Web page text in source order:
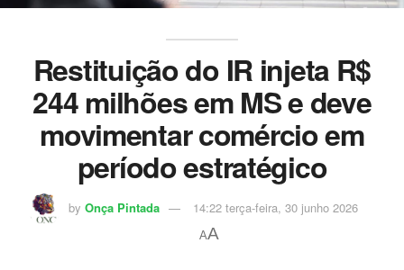
Restituição do IR injeta R$
244 milhões em MS e deve
movimentar comércio em
período estratégico
by Onça Pintada 14:22 terça-feira, 30 junho 2026
AA